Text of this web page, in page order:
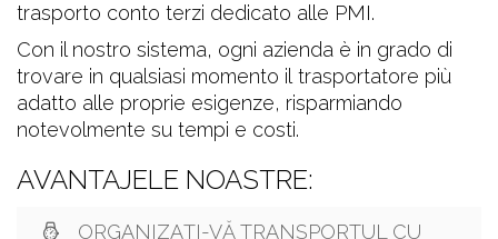
trasporto conto terzi dedicato alle PMI.
Con il nostro sistema, ogni azienda è in grado di
trovare in qualsiasi momento il trasportatore più
adatto alle proprie esigenze, risparmiando
notevolmente su tempi e costi.
AVANTAJELE NOASTRE:
ORGANIZAȚI-VĂ TRANSPORTUL CU